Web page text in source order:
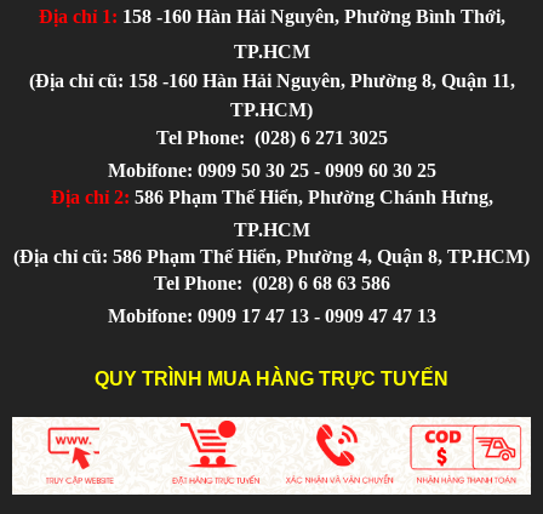
Địa chỉ 1: 158 -160 Hàn Hải Nguyên, Phường Bình Thới,
TP.HCM
(Địa chỉ cũ: 158 -160 Hàn Hải Nguyên, Phường 8, Quận 11,
TP.HCM)
Tel Phone: (028) 6 271 3025
Mobifone: 0909 50 30 25 - 0909 60 30 25
Địa chỉ 2: 586 Phạm Thế Hiển, Phường Chánh Hưng,
TP.HCM
(Địa chỉ cũ: 586 Phạm Thế Hiển, Phường 4, Quận 8, TP.HCM)
Tel Phone: (028) 6 68 63 586
Mobifone: 0909 17 47 13 - 0909 47 47 13
QUY TRÌNH MUA HÀNG TRỰC TUYẾN